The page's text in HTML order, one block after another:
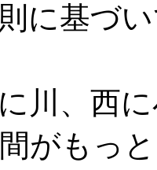
に基づ
川、西
がもっ